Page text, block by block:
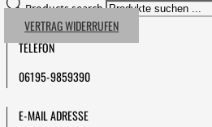
VERTRAG WIDERRUFEN
Products search
TELEFON
06195-9859390
E-MAIL ADRESSE